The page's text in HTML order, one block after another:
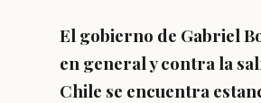
El gobierno de Gabriel
en general y contra la
Chile se encuentra